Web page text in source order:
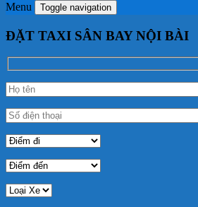
Menu Toggle navigation
ĐẶT TAXI SÂN BAY NỘI BÀI